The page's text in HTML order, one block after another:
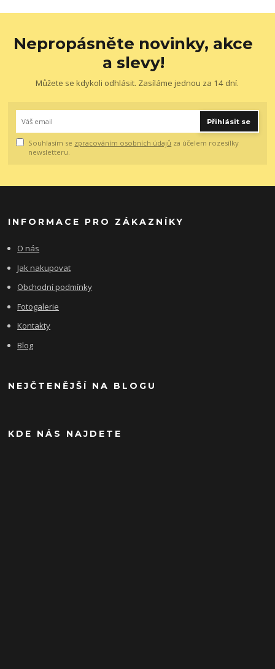
Nepropásněte novinky, akce
a slevy!
Můžete se kdykoli odhlásit. Zasíláme jednou za 14 dní.
Přihlásit se
Souhlasím se zpracováním osobních údajů za účelem rozesílky
newsletteru.
INFORMACE PRO ZÁKAZNÍKY
O nás
Jak nakupovat
Obchodní podmínky
Fotogalerie
Kontakty
Blog
NEJČTENĚJŠÍ NA BLOGU
KDE NÁS NAJDETE